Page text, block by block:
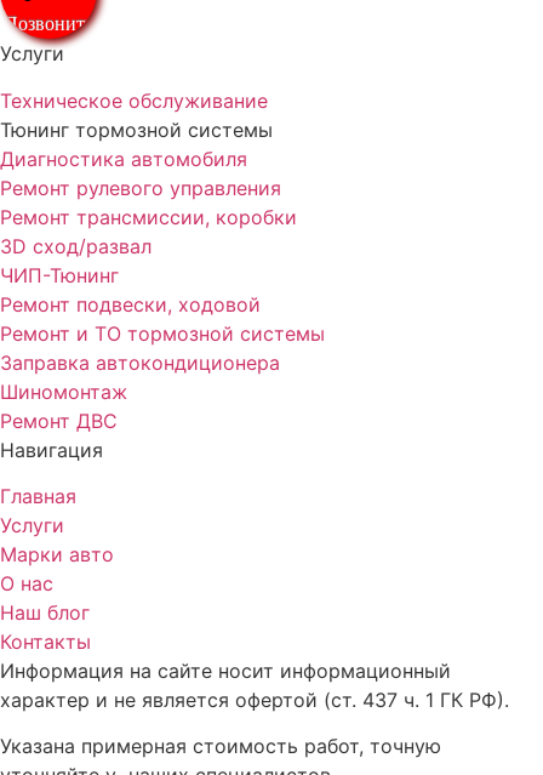
Позвонить
Услуги
Техническое обслуживание
Тюнинг тормозной системы
Диагностика автомобиля
Ремонт рулевого управления
Ремонт трансмиссии, коробки
3D сход/развал
ЧИП-Тюнинг
Ремонт подвески, ходовой
Ремонт и ТО тормозной системы
Заправка автокондиционера
Шиномонтаж
Ремонт ДВС
Навигация
Главная
Услуги
Марки авто
О нас
Наш блог
Контакты
Информация на сайте носит информационный
характер и не является офертой (ст. 437 ч. 1 ГК РФ).
Указана примерная стоимость работ, точную